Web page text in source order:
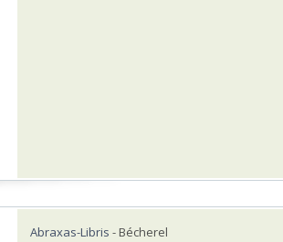
Abraxas-Libris - Bécherel